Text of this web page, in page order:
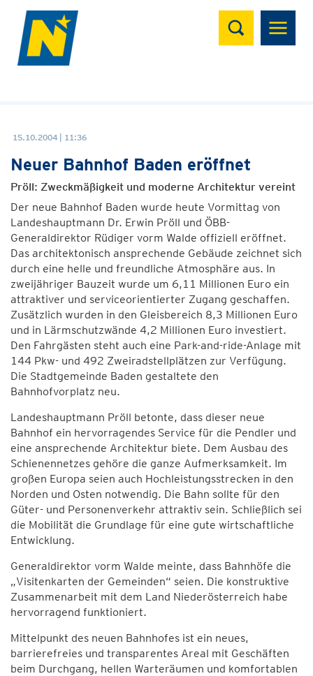
Suchen
15.10.2004 | 11:36
Neuer Bahnhof Baden eröffnet
Pröll: Zweckmäßigkeit und moderne Architektur vereint
Der neue Bahnhof Baden wurde heute Vormittag von
Landeshauptmann Dr. Erwin Pröll und ÖBB-
Generaldirektor Rüdiger vorm Walde offiziell eröffnet.
Das architektonisch ansprechende Gebäude zeichnet sich
durch eine helle und freundliche Atmosphäre aus. In
zweijähriger Bauzeit wurde um 6,11 Millionen Euro ein
attraktiver und serviceorientierter Zugang geschaffen.
Zusätzlich wurden in den Gleisbereich 8,3 Millionen Euro
und in Lärmschutzwände 4,2 Millionen Euro investiert.
Den Fahrgästen steht auch eine Park-and-ride-Anlage mit
144 Pkw- und 492 Zweiradstellplätzen zur Verfügung.
Die Stadtgemeinde Baden gestaltete den
Bahnhofvorplatz neu.
Landeshauptmann Pröll betonte, dass dieser neue
Bahnhof ein hervorragendes Service für die Pendler und
eine ansprechende Architektur biete. Dem Ausbau des
Schienennetzes gehöre die ganze Aufmerksamkeit. Im
großen Europa seien auch Hochleistungsstrecken in den
Norden und Osten notwendig. Die Bahn sollte für den
Güter- und Personenverkehr attraktiv sein. Schließlich sei
die Mobilität die Grundlage für eine gute wirtschaftliche
Entwicklung.
Generaldirektor vorm Walde meinte, dass Bahnhöfe die
„Visitenkarten der Gemeinden“ seien. Die konstruktive
Zusammenarbeit mit dem Land Niederösterreich habe
hervorragend funktioniert.
Mittelpunkt des neuen Bahnhofes ist ein neues,
barrierefreies und transparentes Areal mit Geschäften
beim Durchgang, hellen Warteräumen und komfortablen